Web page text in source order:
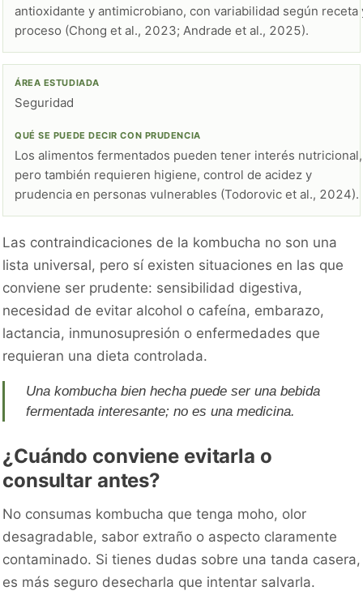
antioxidante y antimicrobiano, con variabilidad según receta
proceso (Chong et al., 2023; Andrade et al., 2025).
Seguridad
Los alimentos fermentados pueden tener interés nutricional,
pero también requieren higiene, control de acidez y
prudencia en personas vulnerables (Todorovic et al., 2024).
Las contraindicaciones de la kombucha no son una
lista universal, pero sí existen situaciones en las que
conviene ser prudente: sensibilidad digestiva,
necesidad de evitar alcohol o cafeína, embarazo,
lactancia, inmunosupresión o enfermedades que
requieran una dieta controlada.
Una kombucha bien hecha puede ser una bebida
fermentada interesante; no es una medicina.
¿Cuándo conviene evitarla o
consultar antes?
No consumas kombucha que tenga moho, olor
desagradable, sabor extraño o aspecto claramente
contaminado. Si tienes dudas sobre una tanda casera,
es más seguro desecharla que intentar salvarla.